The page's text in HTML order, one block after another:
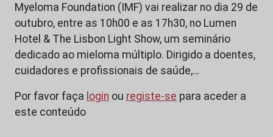
Myeloma Foundation (IMF) vai realizar no dia 29 de
outubro, entre as 10h00 e as 17h30, no Lumen
Hotel & The Lisbon Light Show, um seminário
dedicado ao mieloma múltiplo. Dirigido a doentes,
cuidadores e profissionais de saúde,…
Por favor faça login ou registe-se para aceder a
este conteúdo